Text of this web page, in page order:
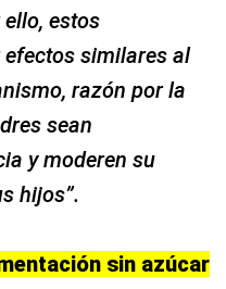
estos
efectos similares al
razón por la
sean
y moderen su
hijos”.
sin azúcar